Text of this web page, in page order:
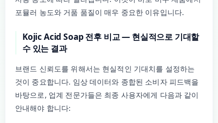
포뮬러 농도와 거품 품질이 매우 중요한 이유입니다.
Kojic Acid Soap 전후 비교 — 현실적으로 기대할
수 있는 결과
브랜드 신뢰도를 위해서는 현실적인 기대치를 설정하는
것이 중요합니다. 임상 데이터와 종합된 소비자 피드백을
바탕으로, 업계 전문가들은 최종 사용자에게 다음과 같이
안내해야 합니다: